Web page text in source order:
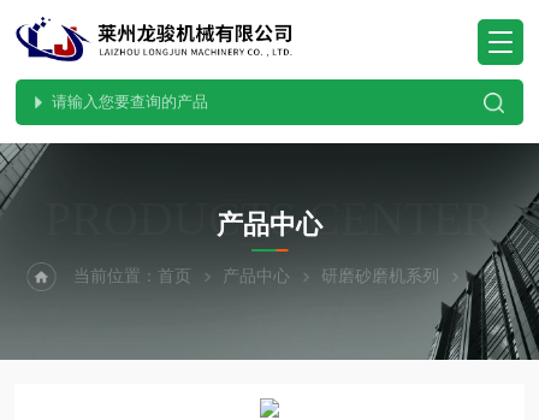
PRODUCTS CENTER
产品中心
当前位置：首页 产品中心 研磨砂磨机系列 棒式密